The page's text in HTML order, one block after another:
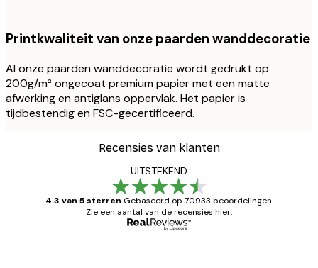
Printkwaliteit van onze paarden wanddecoratie
Al onze paarden wanddecoratie wordt gedrukt op
200g/m² ongecoat premium papier met een matte
afwerking en antiglans oppervlak. Het papier is
tijdbestendig en FSC-gecertificeerd.
Recensies van klanten
UITSTEKEND
4.3 van 5 sterren Gebaseerd op 70933 beoordelingen.
Zie een aantal van de recensies hier.